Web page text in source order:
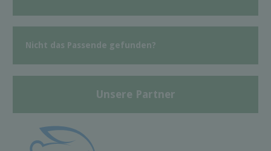
Nicht das Passende gefunden?
Unsere Partner